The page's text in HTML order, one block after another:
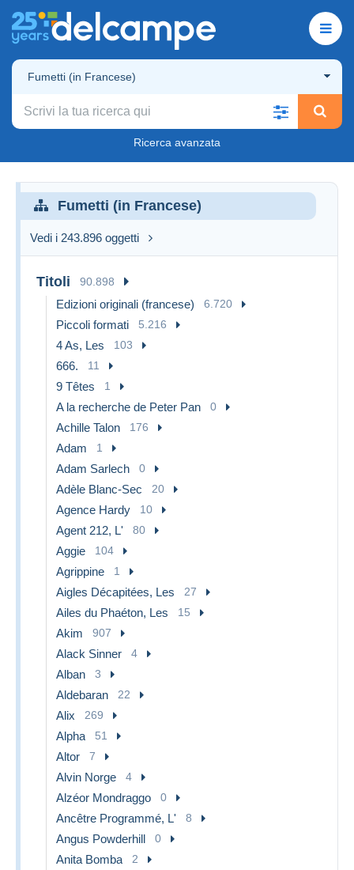
Fumetti (in Francese)
Ricerca avanzata
Fumetti (in Francese)
Vedi i 243.896 oggetti
Titoli 90.898
Edizioni originali (francese) 6.720
Piccoli formati 5.216
4 As, Les 103
666. 11
9 Têtes 1
A la recherche de Peter Pan 0
Achille Talon 176
Adam 1
Adam Sarlech 0
Adèle Blanc-Sec 20
Agence Hardy 10
Agent 212, L' 80
Aggie 104
Agrippine 1
Aigles Décapitées, Les 27
Ailes du Phaéton, Les 15
Akim 907
Alack Sinner 4
Alban 3
Aldebaran 22
Alix 269
Alpha 51
Altor 7
Alvin Norge 4
Alzéor Mondraggo 0
Ancêtre Programmé, L' 8
Angus Powderhill 0
Anita Bomba 2